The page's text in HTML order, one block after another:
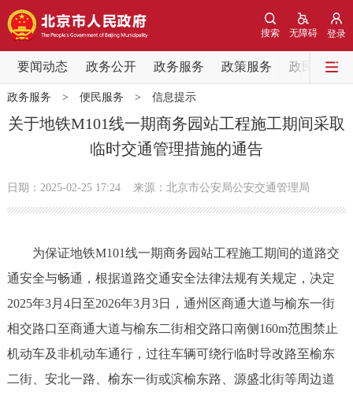
登录
无障碍
搜索
要闻动态 政务公开 政务服务 政策服务 政民互动
要闻动态
党中央精神 国务院信息
会议信息
市领导 机构职能 政策服务
政策兑现 政策解读 回应关切
决策公开 专题公开
政务服务 > 便民服务 > 信息提示
关于地铁M101线一期商务园站工程施工期间采取
临时交通管理措施的通告
日期：2025-02-25 17:24 来源：​北京市公安局公安交通管理局
为保证地铁M101线一期商务园站工程施工期间的道路交
通安全与畅通，根据道路交通安全法律法规有关规定，决定
2025年3月4日至2026年3月3日，通州区商通大道与榆东一街
相交路口至商通大道与榆东二街相交路口南侧160m范围禁止
机动车及非机动车通行，过往车辆可绕行临时导改路至榆东
二街、安北一路、榆东一街或滨榆东路、源盛北街等周边道